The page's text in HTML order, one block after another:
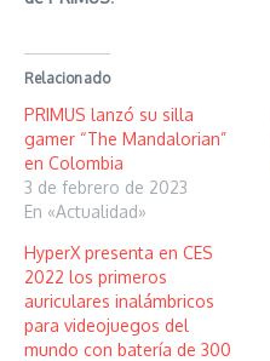
Relacionado
PRIMUS lanzó su silla
gamer “The Mandalorian”
en Colombia
3 de febrero de 2023
En «Actualidad»
HyperX presenta en CES
2022 los primeros
auriculares inalámbricos
para videojuegos del
mundo con batería de 300